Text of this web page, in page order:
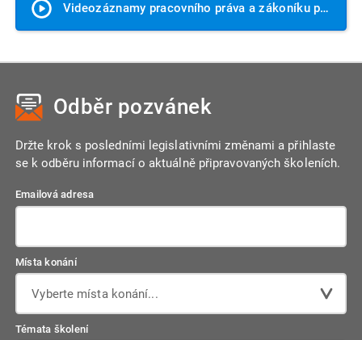
Videozáznamy pracovního práva a zákoníku práce
Odběr pozvánek
Držte krok s posledními legislativními změnami a přihlaste
se k odběru informací o aktuálně připravovaných školeních.
Emailová adresa
Místa konání
Vyberte místa konání...
Témata školení